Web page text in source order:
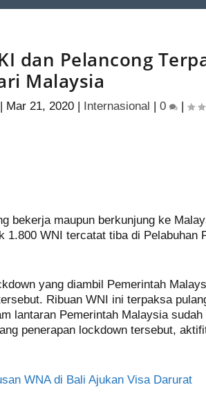
dan Pelancong
Malaysia
Mar 21, 2020| Internasional 0 |
bekerja maupun berkunjung ke
1.800 WNI tercatat tiba di Pelabuhan
yang diambil Pemerintah
Ribuan WNI ini terpaksa
lantaran Pemerintah Malaysia sudah
penerapan lockdown tersebut,
WNA di Bali Ajukan Visa Darurat